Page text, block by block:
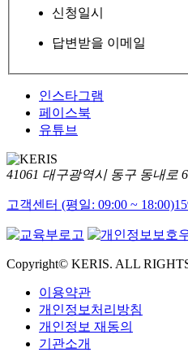
신청일시
답변받을 이메일
인스타그램
페이스북
유튜브
41061 대구광역시 동구 동내로
고객센터 (평일: 09:00 ~ 18:00)
Copyright© KERIS. ALL
이용약관
개인정보처리방침
개인정보 재동의
기관소개